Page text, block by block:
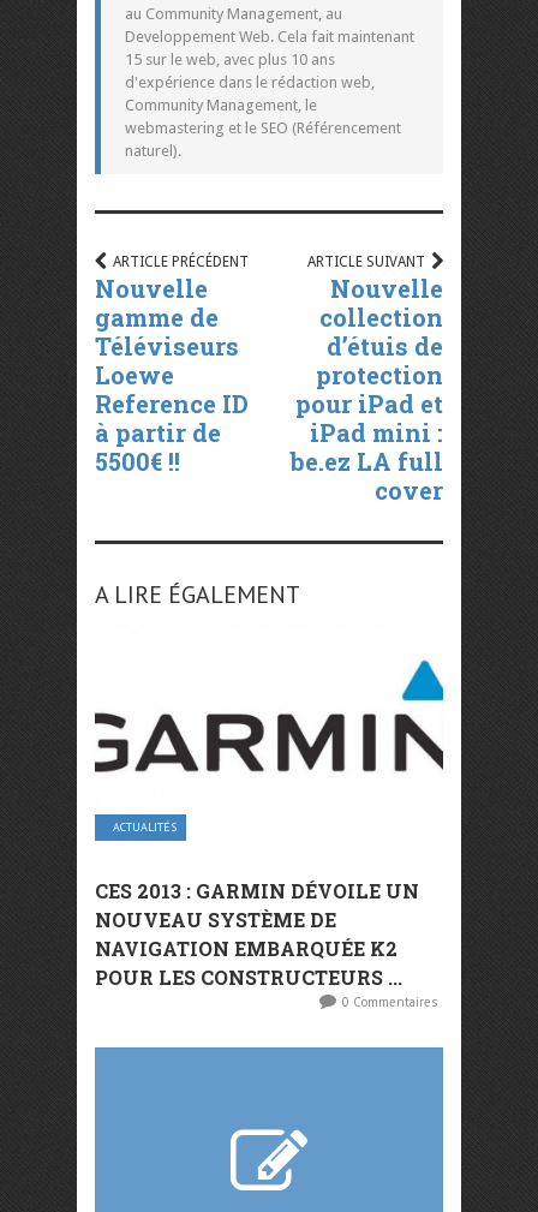
au Community Management, au
Developpement Web. Cela fait maintenant
15 sur le web, avec plus 10 ans
d'expérience dans le rédaction web,
Community Management, le
webmastering et le SEO (Référencement
naturel).
ARTICLE PRÉCÉDENT
Nouvelle
gamme de
Téléviseurs
Loewe
Reference ID
à partir de
5500€ !!
ARTICLE SUIVANT
Nouvelle
collection
d’étuis de
protection
pour iPad et
iPad mini :
be.ez LA full
cover
A LIRE ÉGALEMENT
ACTUALITÉS
CES 2013 : GARMIN DÉVOILE UN
NOUVEAU SYSTÈME DE
NAVIGATION EMBARQUÉE K2
POUR LES CONSTRUCTEURS ...
0 Commentaires